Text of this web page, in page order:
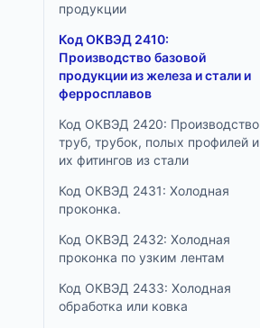
продукции
Код ОКВЭД 2410:
Производство базовой
продукции из железа и стали и
ферросплавов
Код ОКВЭД 2420: Производство
труб, трубок, полых профилей и
их фитингов из стали
Код ОКВЭД 2431: Холодная
проконка.
Код ОКВЭД 2432: Холодная
проконка по узким лентам
Код ОКВЭД 2433: Холодная
обработка или ковка